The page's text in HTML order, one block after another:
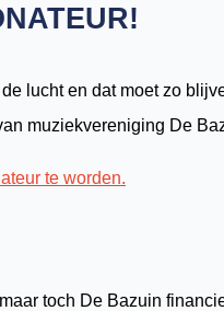
lucht en dat moet zo
muziekvereniging De
te worden.
toch De Bazuin